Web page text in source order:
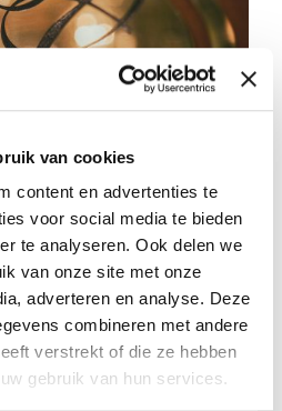
van cookies
content en advertenties te
voor social media te bieden
te analyseren. Ook delen we
van onze site met onze
adverteren en analyse. Deze
combineren met andere
verstrekt of die ze hebben
gebruik van hun services.
IN QUALITY